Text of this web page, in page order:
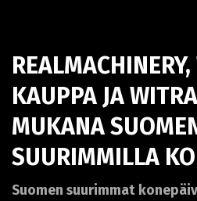
KAUPPA JA
MUKANA
SUURIMMILLA
Suomen suurimmat